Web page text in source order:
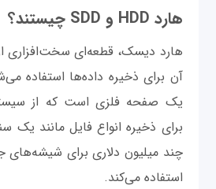
هارد HDD و SDD چیستند؟
هارد دیسک، قطعه‌ای سخت‌افزاری
آن برای ذخیره داده‌ها استفاده
یک صفحه فلزی است که از
برای ذخیره انواع فایل مانند یک
چند میلیون دلاری برای
استفاده می‌کند.